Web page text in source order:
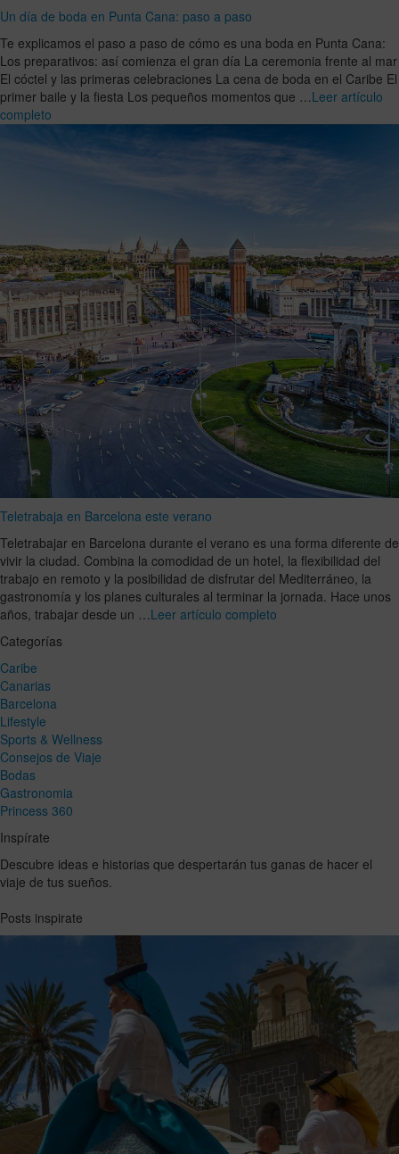
Un día de boda en Punta Cana: paso a paso
Te explicamos el paso a paso de cómo es una boda en Punta Cana:
Los preparativos: así comienza el gran día La ceremonia frente al mar
El cóctel y las primeras celebraciones La cena de boda en el Caribe El
primer baile y la fiesta Los pequeños momentos que …Leer artículo
completo
Teletrabaja en Barcelona este verano
Teletrabajar en Barcelona durante el verano es una forma diferente de
vivir la ciudad. Combina la comodidad de un hotel, la flexibilidad del
trabajo en remoto y la posibilidad de disfrutar del Mediterráneo, la
gastronomía y los planes culturales al terminar la jornada. Hace unos
años, trabajar desde un …Leer artículo completo
Categorías
Caribe
Canarias
Barcelona
Lifestyle
Sports & Wellness
Consejos de Viaje
Bodas
Gastronomia
Princess 360
Inspírate
Descubre ideas e historias que despertarán tus ganas de hacer el
viaje de tus sueños.
Posts inspirate